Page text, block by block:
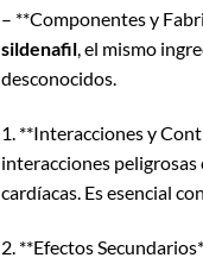
– **Componentes y
sildenafil, el mismo
desconocidos.
1. **Interacciones y
interacciones
cardíacas. Es esencial
2. **Efectos